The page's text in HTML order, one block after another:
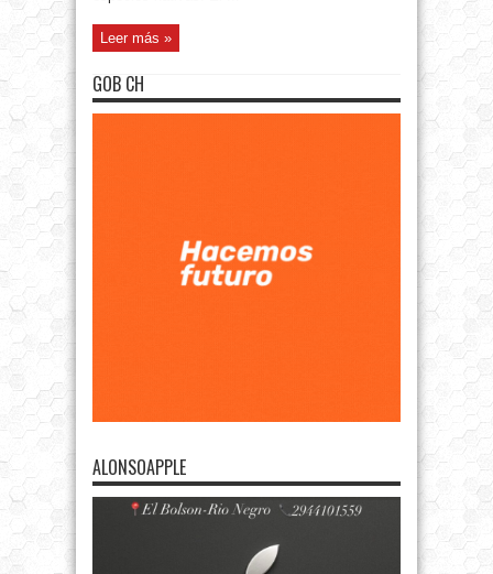
Leer más »
GOB CH
ALONSOAPPLE